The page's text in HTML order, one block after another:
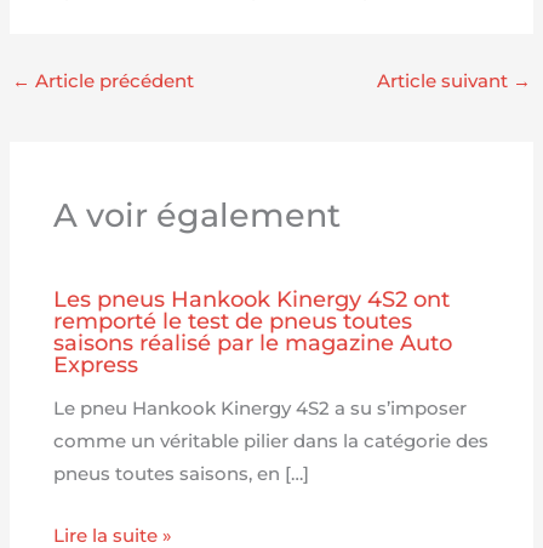
← Article précédent Article suivant →
A voir également
Les pneus Hankook Kinergy 4S2 ont
remporté le test de pneus toutes
saisons réalisé par le magazine Auto
Express
Le pneu Hankook Kinergy 4S2 a su s’imposer
comme un véritable pilier dans la catégorie des
pneus toutes saisons, en […]
Lire la suite »